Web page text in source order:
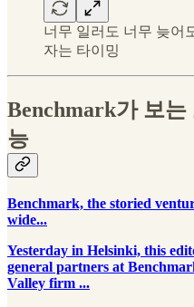
너무 일러도 너무 늦어
자는 타이밍
Benchmark가 보는
능
Benchmark, the storied
wide...
Yesterday in Helsinki, this
general partners at
Valley firm ...